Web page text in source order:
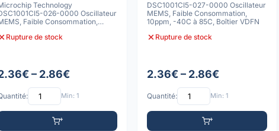
Technology
026-0000 Oscillateur
Faible Consommation,
Rupture de stock
– 2.86€
Min: 1
DSC1001CI5-027-0000 Oscillateur
MEMS, Faible Consommation,
10ppm, -40C à 85C, Boîtier VDFN
Rupture de stock
2.36€ – 2.86€
Quantité: Min: 1